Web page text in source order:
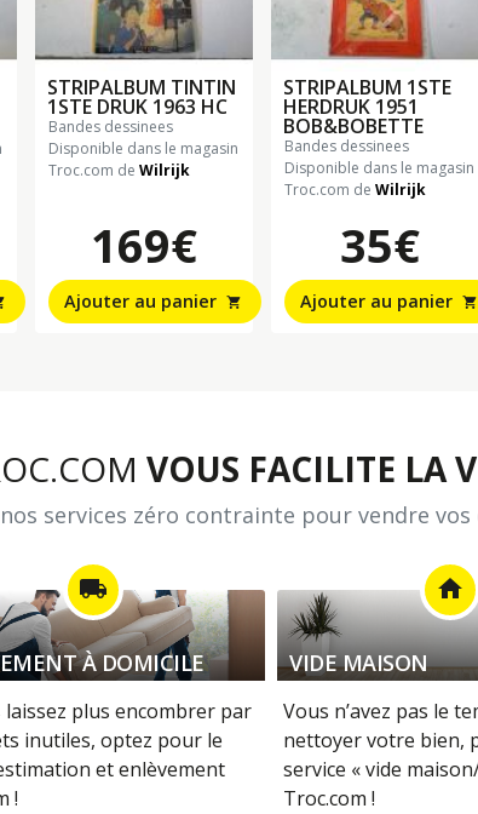
STRIPALBUM TINTIN
1STE DRUK 1963 HC
bandes dessinees
Disponible dans le magasin
Troc.com de Wilrijk
169€
Ajouter au panier shopping_cart
STRIPALBUM 1STE
HERDRUK 1951
BOB&BOBETTE
bandes dessinees
Disponible dans le magasin
Troc.com de Wilrijk
35€
Ajouter au panier shopping_cart
VOUS FACILITE LA
services zéro contrainte pour vendre
local_shipping
À DOMICILE
laissez plus encombrer par
inutiles, optez pour le
et enlèvement
!
home
VIDE MAISON
Vous n’avez pas le
nettoyer votre bien,
service « vide
Troc.com !